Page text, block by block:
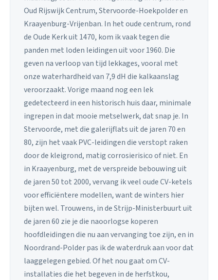
Oud Rijswijk Centrum, Stervoorde-Hoekpolder en
Kraayenburg-Vrijenban. In het oude centrum, rond
de Oude Kerk uit 1470, kom ik vaak tegen die
panden met loden leidingen uit voor 1960. Die
geven na verloop van tijd lekkages, vooral met
onze waterhardheid van 7,9 dH die kalkaanslag
veroorzaakt. Vorige maand nog een lek
gedetecteerd in een historisch huis daar, minimale
ingrepen in dat mooie metselwerk, dat snap je. In
Stervoorde, met die galerijflats uit de jaren 70 en
80, zijn het vaak PVC-leidingen die verstopt raken
door de kleigrond, matig corrosierisico of niet. En
in Kraayenburg, met de verspreide bebouwing uit
de jaren 50 tot 2000, vervang ik veel oude CV-ketels
voor efficiëntere modellen, want de winters hier
bijten wel. Trouwens, in de Strijp-Ministerbuurt uit
de jaren 60 zie je die naoorlogse koperen
hoofdleidingen die nu aan vervanging toe zijn, en in
Noordrand-Polder pas ik de waterdruk aan voor dat
laaggelegen gebied. Of het nou gaat om CV-
installaties die het begeven in de herfstkou,